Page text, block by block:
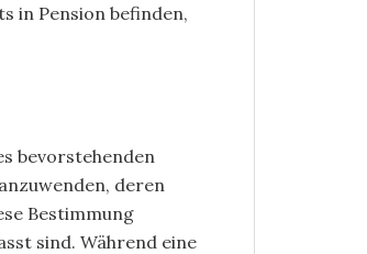
in Pension befinden,
bevorstehenden
deren
Bestimmung
sind. Während eine